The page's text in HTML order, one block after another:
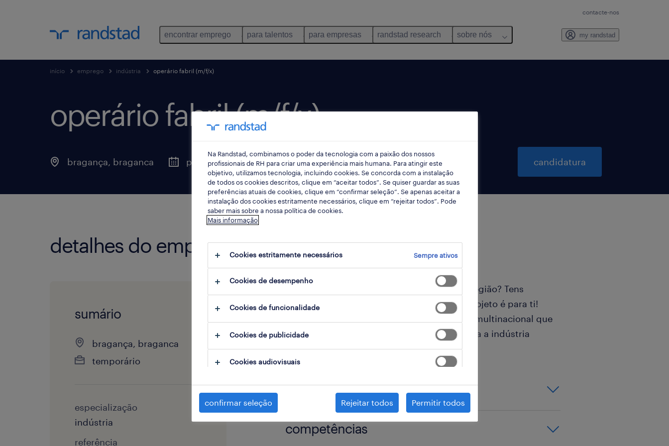
contacte-nos
encontrar emprego para talentos para empresas randstad research sobre nós my randstad
início emprego indústria operário fabril (m/f/x)
operário fabril (m/f/x).
bragança, braganca publicado há 3 dias data limite 24 agosto 2026 candidatura
detalhes do emprego
sumário
bragança, braganca
temporário
especialização
indústria
referência
O teu sonho é trabalhar numa empresa da região? Tens
interesse na área da indústria? Então este projeto é para ti!
O nosso cliente é uma prestigiada empresa multinacional que
atua na área de fabrico de componentes para a indústria
automóvel.
responsabilidades chave
aparelhos ou órgãos mecânicos e pequenos conjuntos,
competências
Na Randstad, combinamos o poder da tecnologia com a paixão dos nossos
profissionais de RH para criar uma experiência mais humana. Para atingir este
objetivo, utilizamos tecnologia, incluindo cookies. Se concorda com a instalação
de todos os cookies descritos, clique em “aceitar todos”. Se quiser guardar as suas
preferências atuais de cookies, clique em “confirmar seleção”. Se apenas aceitar a
instalação dos cookies estritamente necessários, clique em “rejeitar todos”. Pode
saber mais sobre a nossa política de cookies.
Mais informação
Cookies estritamente necessários Sempre ativos
Cookies de desempenho
Cookies de funcionalidade
Cookies de publicidade
Cookies audiovisuais
confirmar seleção Rejeitar todos Permitir todos